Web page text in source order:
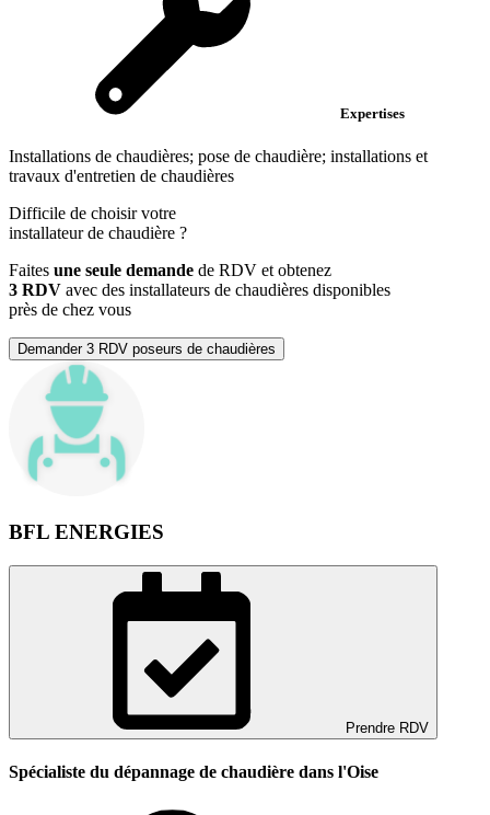
Expertises
Installations de chaudières; pose de chaudière; installations et
travaux d'entretien de chaudières
Difficile de choisir votre
installateur de chaudière ?
Faites une seule demande de RDV et obtenez
3 RDV avec des installateurs de chaudières disponibles
près de chez vous
Demander 3 RDV poseurs de chaudières
BFL ENERGIES
Prendre RDV
Spécialiste du dépannage de chaudière dans l'Oise